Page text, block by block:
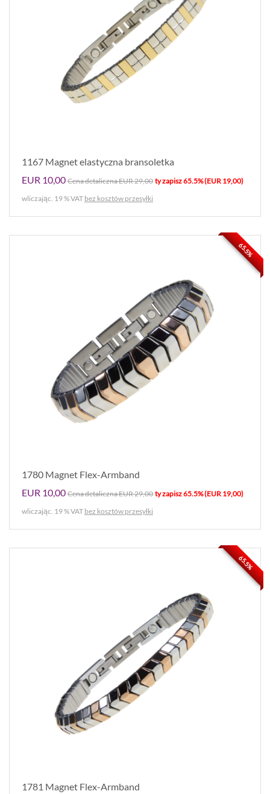
1167 Magnet elastyczna bransoletka
EUR 10,00 Cena detaliczna EUR 29,00 ty zapisz 65.5% (EUR 19,00)
wliczając. 19 % VAT bez kosztów przesyłki
1780 Magnet Flex-Armband
EUR 10,00 Cena detaliczna EUR 29,00 ty zapisz 65.5% (EUR 19,00)
wliczając. 19 % VAT bez kosztów przesyłki
65.5%
1781 Magnet Flex-Armband
65.5%